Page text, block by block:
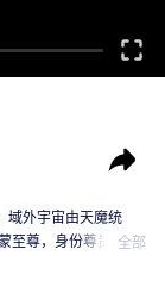
域外宇宙由天魔统
至尊，身份尊贵，属
全部